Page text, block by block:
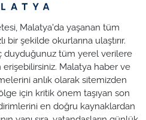
Malatya'da yaşanan tüm
bir şekilde okurlarına ulaştırır.
duyduğunuz tüm yerel verilere
Malatya haber ve
anlık olarak sitemizden
için kritik önem taşıyan son
en doğru kaynaklardan